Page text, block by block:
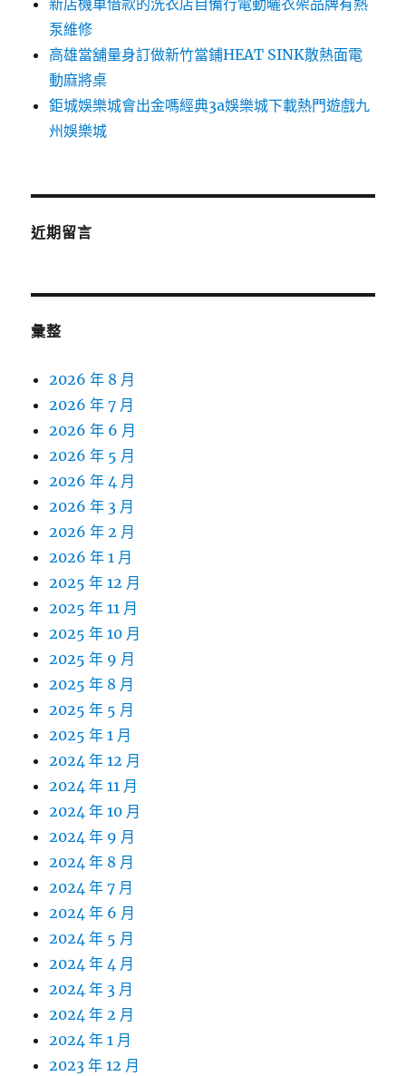
新店機車借款的洗衣店自備行電動曬衣架品牌有熱
泵維修
高雄當舖量身訂做新竹當鋪HEAT SINK散熱面電
動麻將桌
鉅城娛樂城會出金嗎經典3a娛樂城下載熱門遊戲九
州娛樂城
近期留言
彙整
2026 年 8 月
2026 年 7 月
2026 年 6 月
2026 年 5 月
2026 年 4 月
2026 年 3 月
2026 年 2 月
2026 年 1 月
2025 年 12 月
2025 年 11 月
2025 年 10 月
2025 年 9 月
2025 年 8 月
2025 年 5 月
2025 年 1 月
2024 年 12 月
2024 年 11 月
2024 年 10 月
2024 年 9 月
2024 年 8 月
2024 年 7 月
2024 年 6 月
2024 年 5 月
2024 年 4 月
2024 年 3 月
2024 年 2 月
2024 年 1 月
2023 年 12 月